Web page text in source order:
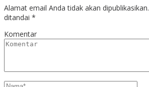
Alamat email Anda tidak akan dipublikasikan.
ditandai *
Komentar